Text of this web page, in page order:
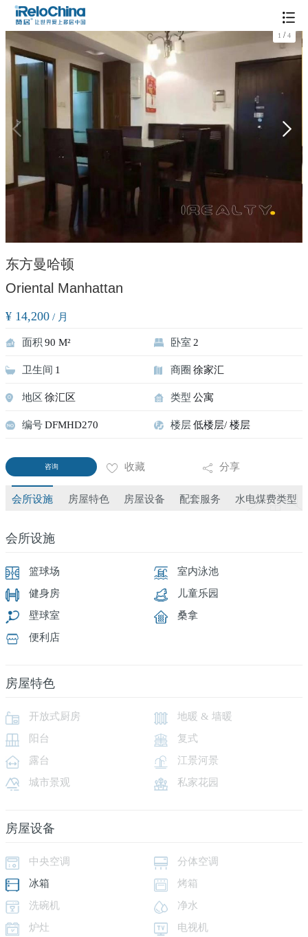
1 /4
东方曼哈顿
Oriental Manhattan
¥ 14,200 / 月
面积 90 M² 卧室 2
卫生间 1 商圈 徐家汇
地区 徐汇区 类型 公寓
编号DFMHD270 楼层低楼层/ 楼层
咨询 收藏 分享
会所设施 房屋特色 房屋设备 配套服务 水电煤费类型
会所设施
篮球场
室内泳池
健身房
儿童乐园
壁球室
桑拿
便利店
房屋特色
开放式厨房
地暖 & 墙暖
阳台
复式
露台
江景河景
城市景观
私家花园
房屋设备
中央空调
分体空调
冰箱
烤箱
洗碗机
净水
炉灶
电视机